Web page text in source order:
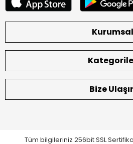
Kurumsal
Bize
Tüm bilgileriniz 256bit SSL